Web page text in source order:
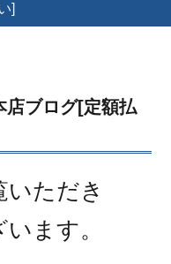
]
店ブログ[定額払
ただき
ます。